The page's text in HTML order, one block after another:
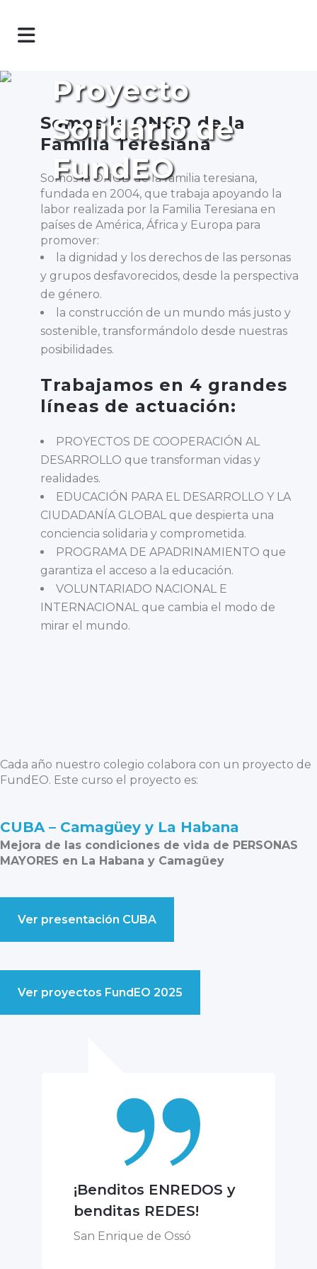
Proyecto
Solidario de
FundEO
Somos la ONGD de la
Familia Teresiana
Somos la ONGD de la familia teresiana,
fundada en 2004, que trabaja apoyando la
labor realizada por la Familia Teresiana en
países de América, África y Europa para
promover:
la dignidad y los derechos de las personas
y grupos desfavorecidos, desde la perspectiva
de género.
la construcción de un mundo más justo y
sostenible, transformándolo desde nuestras
posibilidades.
Trabajamos en 4 grandes
líneas de actuación:
PROYECTOS DE COOPERACIÓN AL
DESARROLLO que transforman vidas y
realidades.
EDUCACIÓN PARA EL DESARROLLO Y LA
CIUDADANÍA GLOBAL que despierta una
conciencia solidaria y comprometida.
PROGRAMA DE APADRINAMIENTO que
garantiza el acceso a la educación.
VOLUNTARIADO NACIONAL E
INTERNACIONAL que cambia el modo de
mirar el mundo.
Cada año nuestro colegio colabora con un proyecto de
FundEO. Este curso el proyecto es:
CUBA – Camagüey y La Habana
Mejora de las condiciones de vida de PERSONAS
MAYORES en La Habana y Camagüey
Ver presentación CUBA
Ver proyectos FundEO 2025
¡Benditos ENREDOS y
benditas REDES!
San Enrique de Ossó